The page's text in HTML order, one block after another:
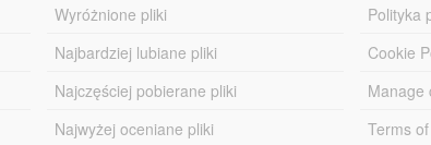
Wyróżnione pliki
Najbardziej lubiane pliki
Najczęściej pobierane pliki
Najwyżej oceniane pliki
Polityka
Cookie
Manage
Terms